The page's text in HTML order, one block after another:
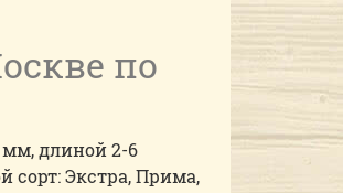
по
мм, длиной 2-6
Экстра, Прима,